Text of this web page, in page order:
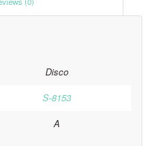
Disco
S-8153
A